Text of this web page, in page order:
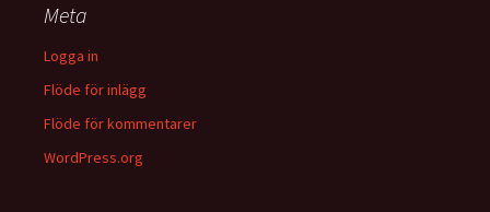
Meta
Logga in
Flöde för inlägg
Flöde för kommentarer
WordPress.org